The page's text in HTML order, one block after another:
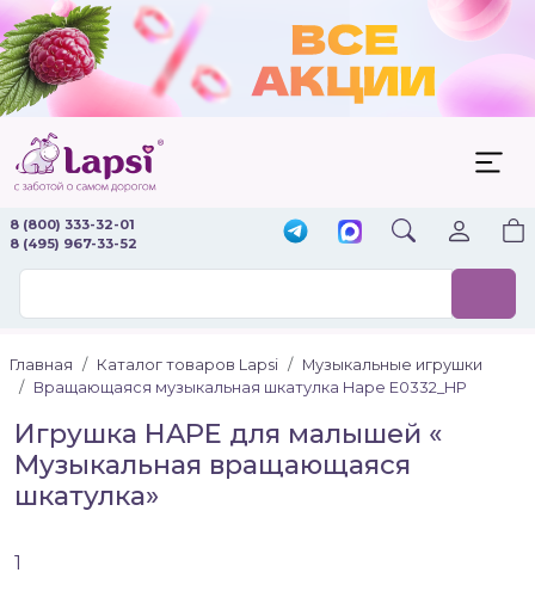
8 (800) 333-32-01
8 (495) 967-33-52
Главная Каталог товаров Lapsi
Музыкальные игрушки
Вращающаяся музыкальная шкатулка Hape E0332_HP
Игрушка HAPE для малышей «
Музыкальная вращающаяся
шкатулка»
1